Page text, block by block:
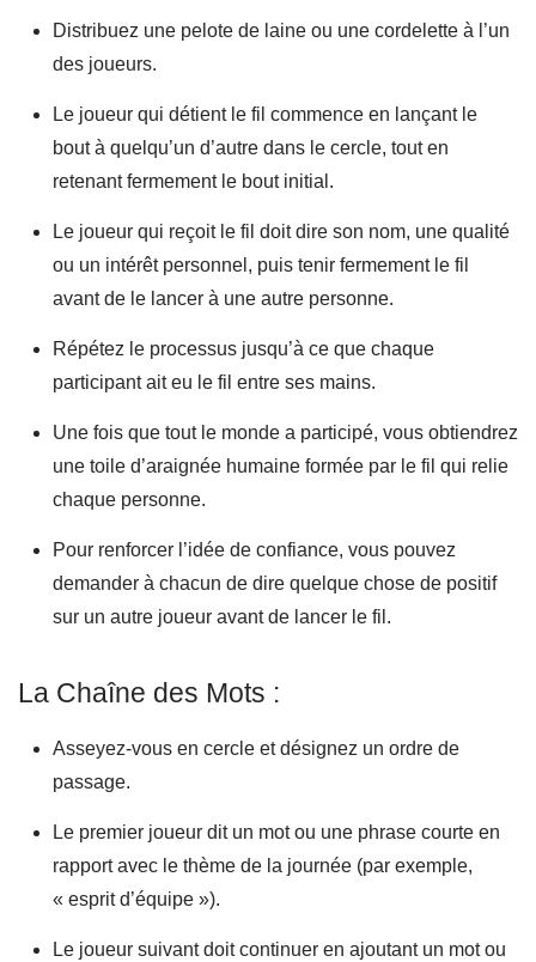
Distribuez une pelote de laine ou une cordelette à l’un
des joueurs.
Le joueur qui détient le fil commence en lançant le
bout à quelqu’un d’autre dans le cercle, tout en
retenant fermement le bout initial.
Le joueur qui reçoit le fil doit dire son nom, une qualité
ou un intérêt personnel, puis tenir fermement le fil
avant de le lancer à une autre personne.
Répétez le processus jusqu’à ce que chaque
participant ait eu le fil entre ses mains.
Une fois que tout le monde a participé, vous obtiendrez
une toile d’araignée humaine formée par le fil qui relie
chaque personne.
Pour renforcer l’idée de confiance, vous pouvez
demander à chacun de dire quelque chose de positif
sur un autre joueur avant de lancer le fil.
La Chaîne des Mots :
Asseyez-vous en cercle et désignez un ordre de
passage.
Le premier joueur dit un mot ou une phrase courte en
rapport avec le thème de la journée (par exemple,
« esprit d’équipe »).
Le joueur suivant doit continuer en ajoutant un mot ou